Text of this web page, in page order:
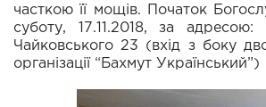
часткою її мощів. Початок
суботу, 17.11.2018, за
Чайковського 23 (вхід з боку
організації “Бахмут Український”)